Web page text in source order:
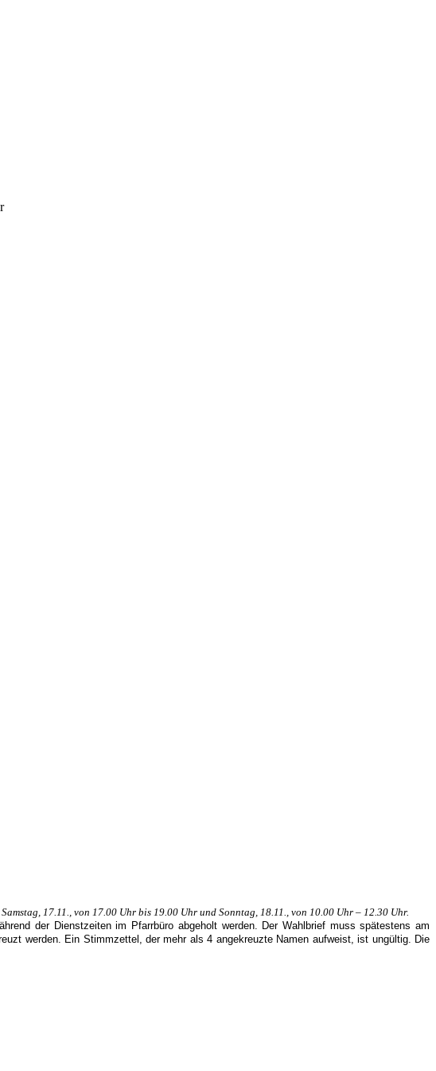
17.11., von 17.00 Uhr bis 19.00 Uhr und Sonntag, 18.11., von 10.00 Uhr – 12.30 Uhr.
der Dienstzeiten im Pfarrbüro abgeholt werden. Der Wahlbrief muss spätestens am
werden. Ein Stimmzettel, der mehr als 4 angekreuzte Namen aufweist, ist ungültig. Die